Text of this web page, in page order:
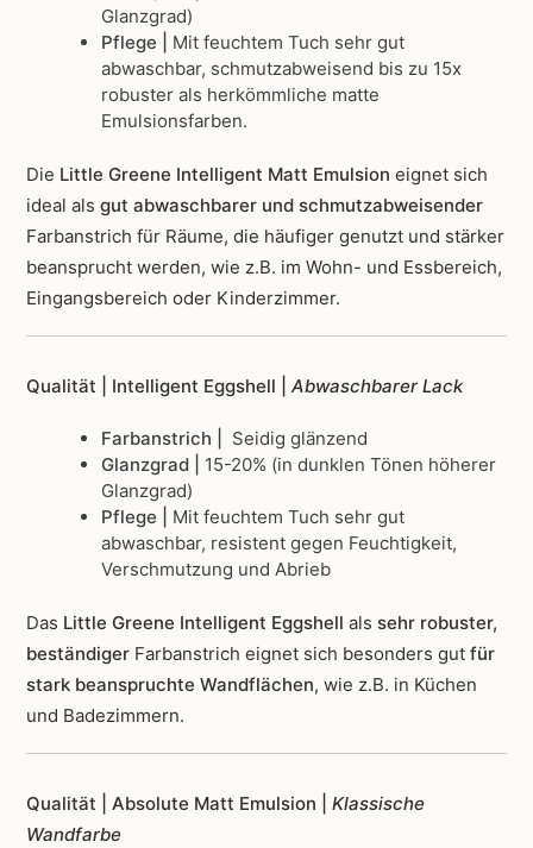
Glanzgrad)
Pflege |
Mit feuchtem Tuch sehr gut
abwaschbar, schmutzabweisend bis zu 15x
robuster als herkömmliche matte
Emulsionsfarben.
Die Little Greene Intelligent Matt Emulsion eignet sich
ideal als gut abwaschbarer und schmutzabweisender
Farbanstrich für Räume, die häufiger genutzt und stärker
beansprucht werden, wie z.B. im Wohn- und Essbereich,
Eingangsbereich oder Kinderzimmer.
Qualität | Intelligent Eggshell | Abwaschbarer Lack
Farbanstrich | Seidig glänzend
Glanzgrad |
15-20% (in dunklen Tönen höherer
Glanzgrad)
Pflege |
Mit feuchtem Tuch sehr gut
abwaschbar, resistent gegen Feuchtigkeit,
Verschmutzung und Abrieb
Das Little Greene Intelligent Eggshell als sehr robuster,
beständiger Farbanstrich eignet sich besonders gut für
stark beanspruchte Wandflächen, wie z.B. in Küchen
und Badezimmern.
Qualität | Absolute Matt Emulsion | Klassische
Wandfarbe